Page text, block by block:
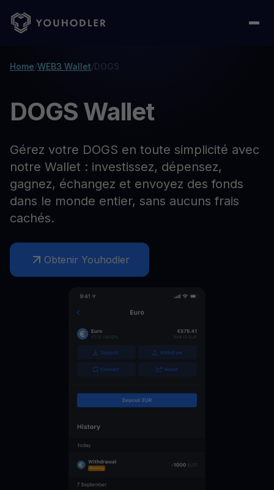
Home/WEB3 Wallet/DOGS
DOGS Wallet
Gérez votre DOGS en toute simplicité avec
notre Wallet : investissez, dépensez,
gagnez, échangez et envoyez des fonds
dans le monde entier, sans aucuns frais
cachés.
Obtenir Youhodler